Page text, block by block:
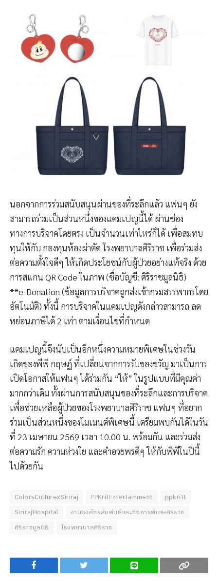
นอกจากการร่วมสนับสนุนผ่านของที่ระลึกแล้ว แฟนๆ ยัง
สามารถร่วมเป็นส่วนหนึ่งของแคมเปญนี้ได้ ผ่านช่อง
ทางการบริจาคโดยตรง เป็นจำนวนเท่าไหร่ก็ได้ เพื่อสมทบ
ทุนให้กับ กองทุนห้องผ่าตัด โรงพยาบาลศิริราช เพื่อร่วมส่ง
ต่อความตั้งใจดีๆ ให้เกิดประโยชน์กับผู้ป่วยอย่างแท้จริง ด้วย
การสแกน QR Code ในภาพ (ชื่อบัญชี: ศิริราชมูลนิธิ)
**e-Donation (ข้อมูลการบริจาคถูกส่งเข้ากรมสรรพากรโดย
อัตโนมัติ) ทั้งนี้ การบริจาคในแคมเปญดังกล่าวสามารถ ลด
หย่อนภาษีได้ 2 เท่า ตามเงื่อนไขที่กำหนด
แคมเปญนี้จึงนับเป็นอีกหนึ่งความหมายพิเศษในช่วงวัน
เกิดของพีพี กฤษฏ์ ที่เปลี่ยนจากการรับของขวัญ มาเป็นการ
เปิดโอกาสให้แฟนๆ ได้ร่วมกัน “ให้” ในรูปแบบที่มีคุณค่า
มากกว่าเดิม ทั้งผ่านการสนับสนุนของที่ระลึกและการบริจาค
เพื่อช่วยเหลือผู้ป่วยของโรงพยาบาลศิริราช แฟนๆ ที่อยาก
ร่วมเป็นส่วนหนึ่งของโมเมนต์พิเศษนี้ เตรียมพบกันได้ในวัน
ที่ 23 เมษายน 2569 เวลา 10.00 น. พร้อมกัน และร่วมส่ง
ต่อความรัก ความห่วงใย และคำอวยพรดีๆ ให้กับพีพีในปีนี้
ไปด้วยกัน
ColorsCulturexSiriraj PPKritEntertainment
ppkritt
SirirajHospital
งานองค์กรสัมพันธ์และกิจการพิเศษศิริราช
ศิริราชมูลนิธิ
โรงพยาบาลศิริราช
Facebook Twitter Line Copy